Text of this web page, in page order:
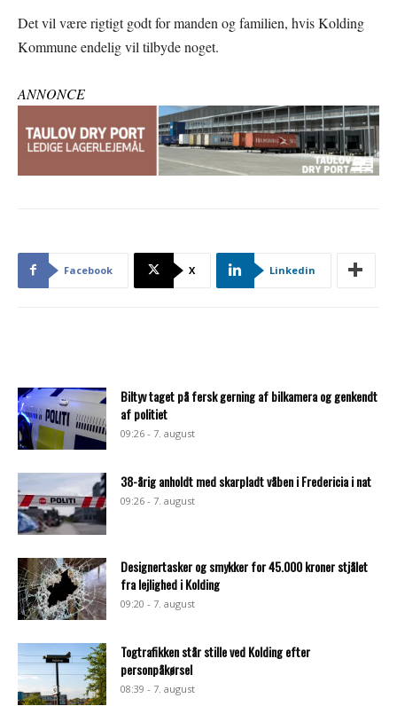
Det vil være rigtigt godt for manden og familien, hvis Kolding
Kommune endelig vil tilbyde noget.
ANNONCE
Facebook X Linkedin
Biltyv taget på fersk gerning af bilkamera og genkendt
af politiet
09:26 - 7. august
38-årig anholdt med skarpladt våben i Fredericia i nat
09:26 - 7. august
Designertasker og smykker for 45.000 kroner stjålet
fra lejlighed i Kolding
09:20 - 7. august
Togtrafikken står stille ved Kolding efter
personpåkørsel
08:39 - 7. august